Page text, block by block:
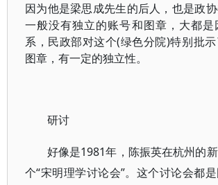
因为他是梁思成先生的后人，也是政
一般没有独立的账号和图章，大都是
系，民政部对这个(绿色分院)特别批
图章，有一定的独立性。
研讨
好像是1981年，陈振英在杭州的
个“宋明理学讨论会”。这个讨论会都